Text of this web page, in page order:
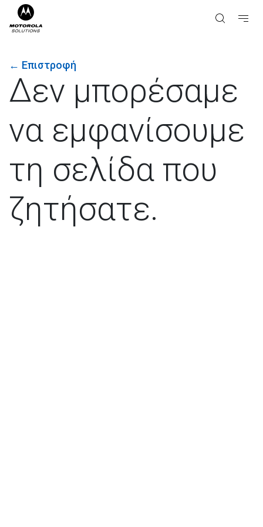
← Επιστροφή
Δεν μπορέσαμε
να εμφανίσουμε
τη σελίδα που
ζητήσατε.